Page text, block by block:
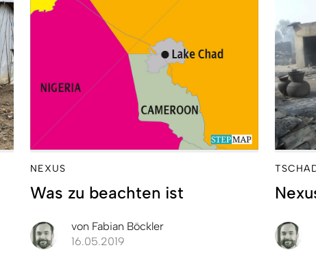
NEXUS
Was zu beachten ist
von Fabian Böckler
16.05.2019